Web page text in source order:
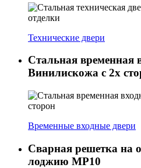
Технические двери
Стальная временная
Винилискожа с 2х
Временные входные двери
Сварная решетка на
лоджию МР10